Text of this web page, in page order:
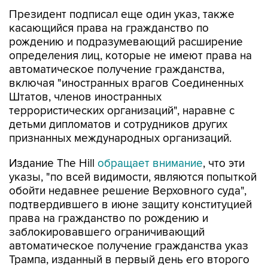
Президент подписал еще один указ, также
касающийся права на гражданство по
рождению и подразумевающий расширение
определения лиц, которые не имеют права на
автоматическое получение гражданства,
включая "иностранных врагов Соединенных
Штатов, членов иностранных
террористических организаций", наравне с
детьми дипломатов и сотрудников других
признанных международных организаций.
Издание The Hill обращает внимание, что эти
указы, "по всей видимости, являются попыткой
обойти недавнее решение Верховного суда",
подтвердившего в июне защиту конституцией
права на гражданство по рождению и
заблокировавшего ограничивающий
автоматическое получение гражданства указ
Трампа, изданный в первый день его второго